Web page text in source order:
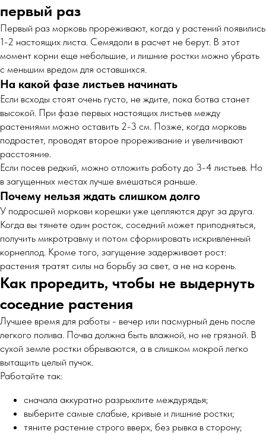
первый раз
Первый раз морковь прореживают, когда у растений появились
1-2 настоящих листа. Семядоли в расчет не берут. В этот
момент корни еще небольшие, и лишние ростки можно убрать
с меньшим вредом для оставшихся.
На какой фазе листьев начинать
Если всходы стоят очень густо, не ждите, пока ботва станет
высокой. При фазе первых настоящих листьев между
растениями можно оставить 2-3 см. Позже, когда морковь
подрастет, проводят второе прореживание и увеличивают
расстояние.
Если посев редкий, можно отложить работу до 3-4 листьев. Но
в загущенных местах лучше вмешаться раньше.
Почему нельзя ждать слишком долго
У подросшей моркови корешки уже цепляются друг за друга.
Когда вы тянете один росток, соседний может приподняться,
получить микротравму и потом сформировать искривленный
корнеплод. Кроме того, загущение задерживает рост:
растения тратят силы на борьбу за свет, а не на корень.
Как проредить, чтобы не выдернуть
соседние растения
Лучшее время для работы - вечер или пасмурный день после
легкого полива. Почва должна быть влажной, но не грязной. В
сухой земле ростки обрываются, а в слишком мокрой легко
вытащить целый пучок.
Работайте так:
сначала аккуратно разрыхлите междурядья;
выберите самые слабые, кривые и лишние ростки;
тяните растение строго вверх, без рывка в сторону;